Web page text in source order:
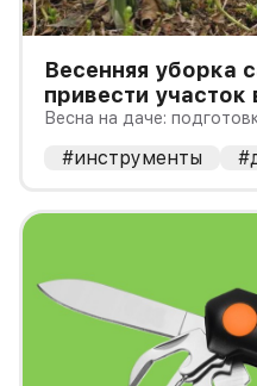
Весенняя уборка
привести участок
Весна на даче:
#инструменты